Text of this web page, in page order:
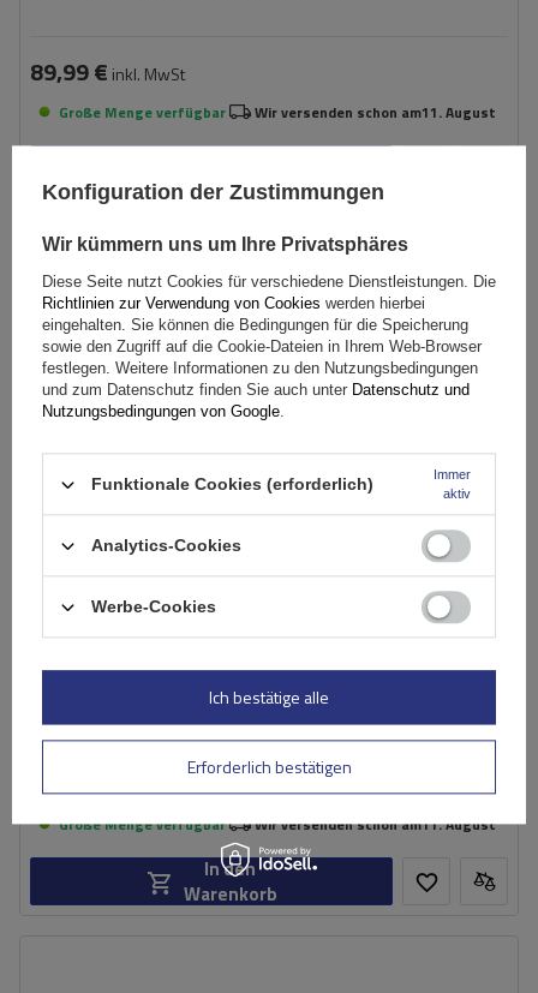
89,99 € inkl. MwSt
Große Menge verfügbar Wir versenden schon am11. August
Warenkorb
SONDERANGEBOT
Atera Signo RT 048222 Schwarz (122 cm) Aluminium-
258,80 €inkl. MwSt
Niedrigster Preis in 30 Tagen vor Rabatt:1 034,00 €
Normaler Preis:272,39 €inkl. MwSt-5%
Große Menge verfügbar
Wir versenden schon am11. August
In den
Warenkorb
Konfiguration der Zustimmungen
Wir kümmern uns um Ihre Privatsphäres
Diese Seite nutzt Cookies für verschiedene Dienstleistungen. Die
Richtlinien zur Verwendung von Cookies werden hierbei
eingehalten. Sie können die Bedingungen für die Speicherung
sowie den Zugriff auf die Cookie-Dateien in Ihrem Web-Browser
festlegen. Weitere Informationen zu den Nutzungsbedingungen
und zum Datenschutz finden Sie auch unter Datenschutz und
Nutzungsbedingungen von Google.
Funktionale Cookies (erforderlich)
Immer
aktiv
Analytics-Cookies
Werbe-Cookies
Erforderlich bestätigen
Ich bestätige alle